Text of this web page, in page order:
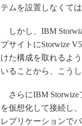
テムを設置しなくて
しかし、IBM
プサイトにStorwize
けた構成を取れるよ
いることから、こう
さらにIBM Storwize
を仮想化して接続し
レプリケーションで